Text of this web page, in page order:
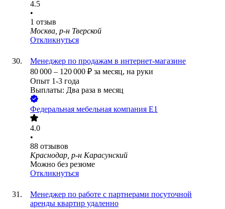
4.5
•
1 отзыв
Москва, р-н Тверской
Откликнуться
Менеджер по продажам в интернет-магазине
80 000 – 120 000 ₽ за месяц, на руки
Опыт 1-3 года
Выплаты: Два раза в месяц
Федеральная мебельная компания Е1
4.0
•
88 отзывов
Краснодар, р-н Карасунский
Можно без резюме
Откликнуться
Менеджер по работе с партнерами посуточной
аренды квартир удаленно